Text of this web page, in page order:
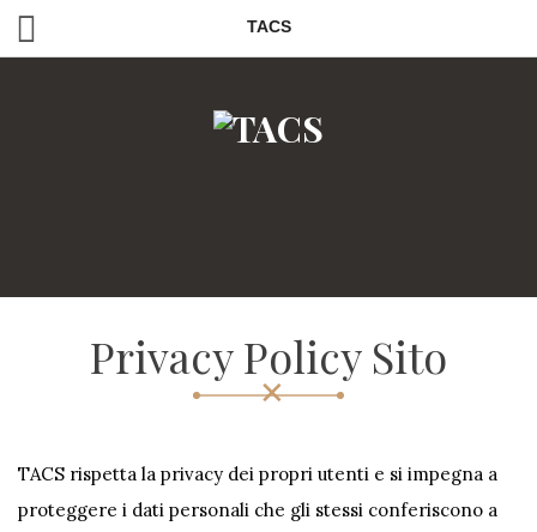
TACS
Privacy Policy Sito
TACS rispetta la privacy dei propri utenti e si impegna a
proteggere i dati personali che gli stessi conferiscono a